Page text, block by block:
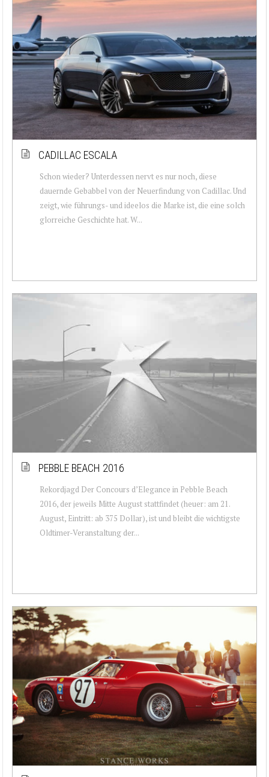
CADILLAC ESCALA
Schon wieder? Unterdessen nervt es nur noch, diese
dauernde Gebabbel von der Neuerfindung von Cadillac. Und
zeigt, wie führungs- und ideelos die Marke ist, die eine solch
glorreiche Geschichte hat. W...
PEBBLE BEACH 2016
Rekordjagd Der Concours d’Elegance in Pebble Beach
2016, der jeweils Mitte August stattfindet (heuer: am 21.
August, Eintritt: ab 375 Dollar), ist und bleibt die wichtigste
Oldtimer-Veranstaltung der...